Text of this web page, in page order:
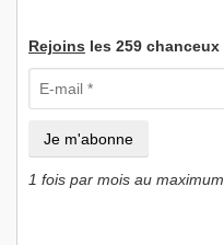
Rejoins les 259 chanceux
1 fois par mois au maximum